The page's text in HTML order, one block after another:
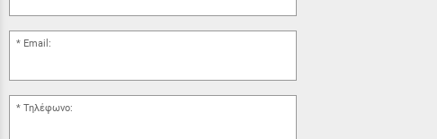
Email:
Τηλέφωνο: